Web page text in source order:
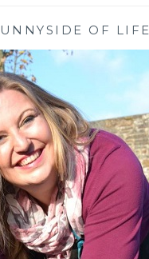
OF LIFE